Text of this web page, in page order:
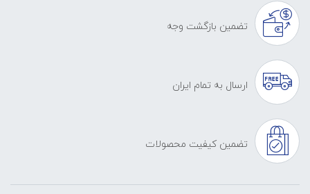
تضمین بازگشت وجه
ارسال به تمام ایران
تضمین کیفیت محصولات